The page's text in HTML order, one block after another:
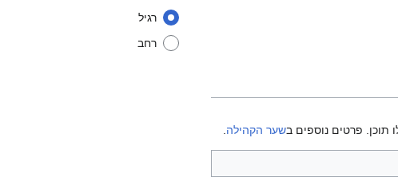
רגיל
רחב
תוכן. פרטים נוספים בשער הקהילה